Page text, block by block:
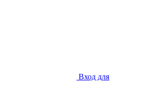
Вход для